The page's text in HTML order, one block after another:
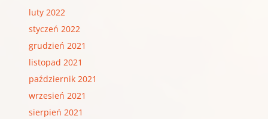
luty 2022
styczeń 2022
grudzień 2021
listopad 2021
październik 2021
wrzesień 2021
sierpień 2021